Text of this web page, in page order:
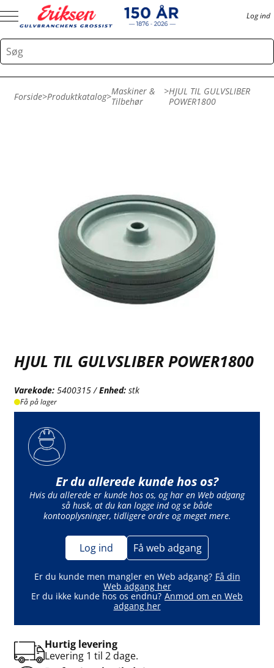
Log ind
Forside>Produktkatalog>Maskiner &
Tilbehør
>HJUL TIL GULVSLIBER
POWER1800
HJUL TIL GULVSLIBER POWER1800
Varekode: 5400315 /Enhed: stk
Få på lager
Er du allerede kunde hos os?
Hvis du allerede er kunde hos os, og har en Web adgang
så husk, at du kan logge ind og se både
kontooplysninger, tidligere ordre og meget mere.
Log ind Få web adgang
Er du kunde men mangler en Web adgang? Få din
Web adgang her
Er du ikke kunde hos os endnu? Anmod om en Web
adgang her
Hurtig levering
Levering 1 til 2 dage.